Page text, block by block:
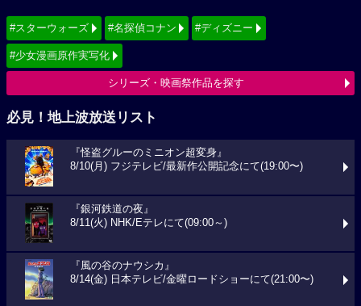
#スターウォーズ #名探偵コナン #ディズニー
#少女漫画原作実写化
シリーズ・映画祭作品を探す
必見！地上波放送リスト
『怪盗グルーのミニオン超変身』
8/10(月) フジテレビ/最新作公開記念にて(19:00〜)
『銀河鉄道の夜』
8/11(火) NHK/Eテレにて(09:00～)
『風の谷のナウシカ』
8/14(金) 日本テレビ/金曜ロードショーにて(21:00〜)